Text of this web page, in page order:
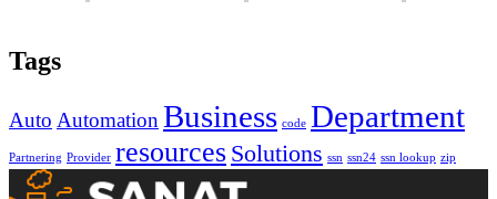
Tags
Auto Automation Business code Department
Partnering Provider resources Solutions ssn ssn24 ssn lookup zip